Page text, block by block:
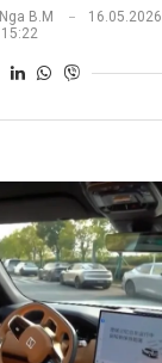
Nga B.M
16.05.2026
15:22